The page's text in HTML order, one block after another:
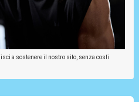
a sostenere il nostro sito, senza costi